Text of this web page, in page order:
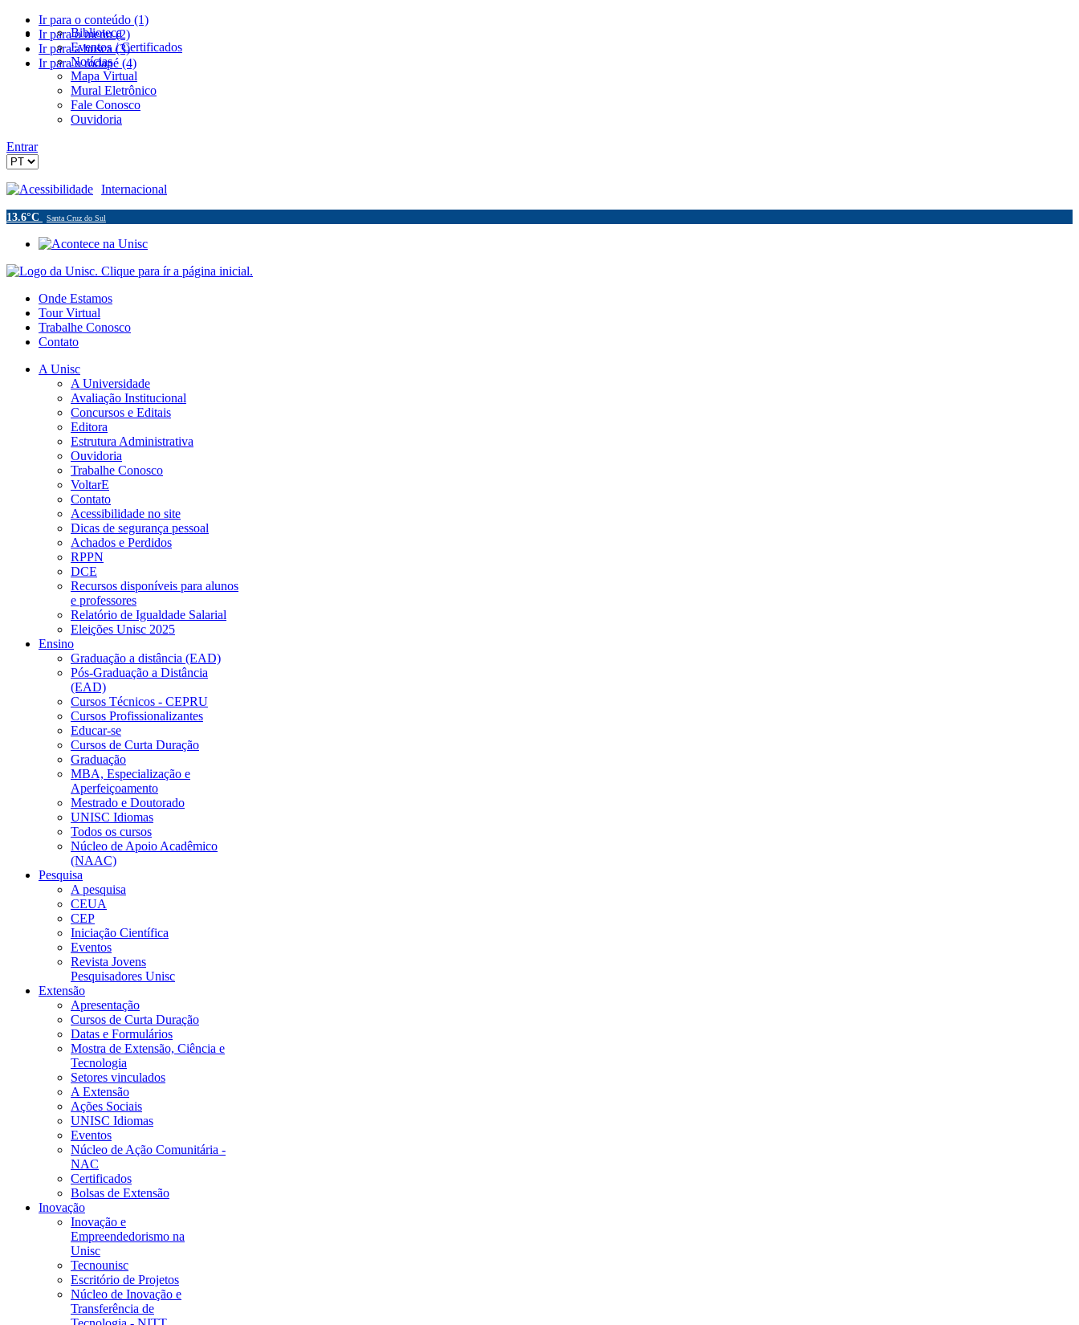
Ir para o conteúdo (1)
Ir para o menu (2)
Ir para a busca (3)
Ir para o rodapé (4)
Biblioteca
Eventos / Certificados
Notícias
Mapa Virtual
Mural Eletrônico
Fale Conosco
Ouvidoria
Entrar
Acessibilidade Internacional
13.6°C Santa Cruz do Sul
Onde Estamos
Tour Virtual
Trabalhe Conosco
Contato
A Unisc
A Universidade
Avaliação Institucional
Concursos e Editais
Editora
Estrutura Administrativa
Ouvidoria
Trabalhe Conosco
VoltarE
Contato
Acessibilidade no site
Dicas de segurança pessoal
Achados e Perdidos
RPPN
DCE
Recursos disponíveis para alunos
e professores
Relatório de Igualdade Salarial
Eleições Unisc 2025
Ensino
Graduação a distância (EAD)
Pós-Graduação a Distância
(EAD)
Cursos Técnicos - CEPRU
Cursos Profissionalizantes
Educar-se
Cursos de Curta Duração
Graduação
MBA, Especialização e
Aperfeiçoamento
Mestrado e Doutorado
UNISC Idiomas
Todos os cursos
Núcleo de Apoio Acadêmico
(NAAC)
Pesquisa
A pesquisa
CEUA
CEP
Iniciação Científica
Eventos
Revista Jovens
Pesquisadores Unisc
Extensão
Apresentação
Cursos de Curta Duração
Datas e Formulários
Mostra de Extensão, Ciência e
Tecnologia
Setores vinculados
A Extensão
Ações Sociais
UNISC Idiomas
Eventos
Núcleo de Ação Comunitária -
NAC
Certificados
Bolsas de Extensão
Inovação
Inovação e
Empreendedorismo na
Unisc
Tecnounisc
Escritório de Projetos
Núcleo de Inovação e
Transferência de